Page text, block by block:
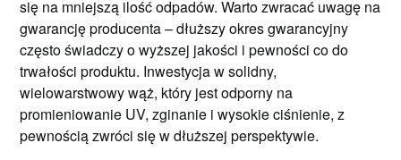
się na mniejszą ilość odpadów. Warto zwracać uwagę na
gwarancję producenta – dłuższy okres gwarancyjny
często świadczy o wyższej jakości i pewności co do
trwałości produktu. Inwestycja w solidny,
wielowarstwowy wąż, który jest odporny na
promieniowanie UV, zginanie i wysokie ciśnienie, z
pewnością zwróci się w dłuższej perspektywie.